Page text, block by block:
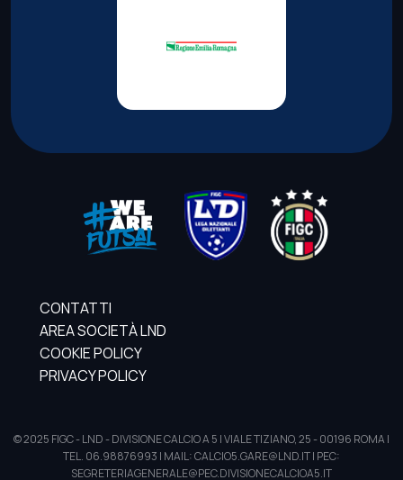
CONTATTI
AREA SOCIETÀ LND
COOKIE POLICY
PRIVACY POLICY
© 2025 FIGC - LND - DIVISIONE CALCIO A 5 | VIALE TIZIANO, 25 - 00196 ROMA |
TEL. 06.98876993 | MAIL: CALCIO5.GARE@LND.IT | PEC:
SEGRETERIAGENERALE@PEC.DIVISIONECALCIOA5.IT